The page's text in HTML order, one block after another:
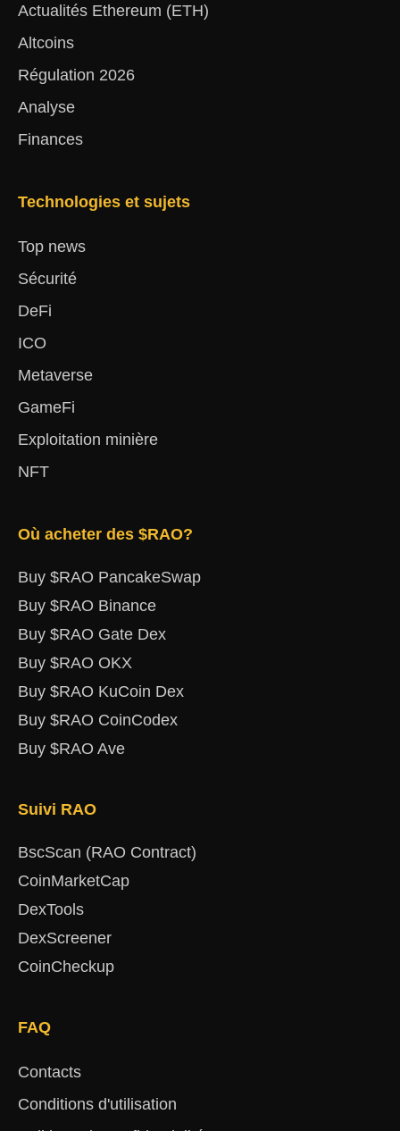
Actualités Ethereum (ETH)
Altcoins
Régulation 2026
Analyse
Finances
Technologies et sujets
Top news
Sécurité
DeFi
ICO
Metaverse
GameFi
Exploitation minière
NFT
Où acheter des $RAO?
Buy $RAO PancakeSwap
Buy $RAO Binance
Buy $RAO Gate Dex
Buy $RAO OKX
Buy $RAO KuCoin Dex
Buy $RAO CoinCodex
Buy $RAO Ave
Suivi RAO
BscScan (RAO Contract)
CoinMarketCap
DexTools
DexScreener
CoinCheckup
FAQ
Contacts
Conditions d'utilisation